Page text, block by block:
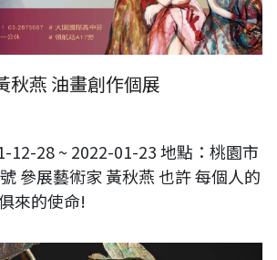
秋燕 油畫創作個展
12-28 ~ 2022-01-23 地點：桃園市
參展藝術家 黃秋燕 也許 每個人的
來的使命!